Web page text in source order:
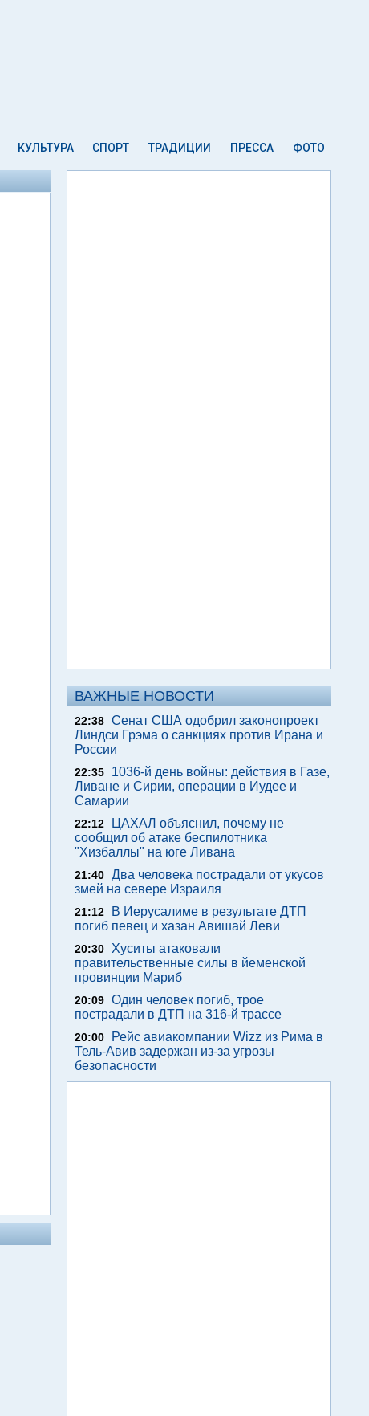
КУЛЬТУРА СПОРТ ТРАДИЦИИ ПРЕССА ФОТО
ВАЖНЫЕ НОВОСТИ
22:38 Сенат США одобрил законопроект
Линдси Грэма о санкциях против Ирана и
России
22:35
1036-й день войны: действия в Газе,
Ливане и Сирии, операции в Иудее и
Самарии
22:12
ЦАХАЛ объяснил, почему не
сообщил об атаке беспилотника
"Хизбаллы" на юге Ливана
21:40 Два человека пострадали от укусов
змей на севере Израиля
21:12
В Иерусалиме в результате ДТП
погиб певец и хазан Авишай Леви
20:30
Хуситы атаковали
правительственные силы в йеменской
провинции Мариб
20:09 Один человек погиб, трое
пострадали в ДТП на 316-й трассе
20:00
Рейс авиакомпании Wizz из Рима в
Тель-Авив задержан из-за угрозы
безопасности